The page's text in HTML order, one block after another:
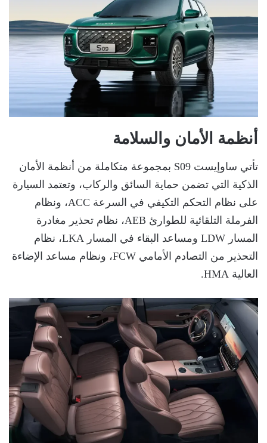
أنظمة الأمان والسلامة
تأتي ساوإيست S09 بمجموعة متكاملة من أنظمة الأمان
الذكية التي تضمن حماية السائق والركاب، وتعتمد السيارة
على نظام التحكم التكيفي في السرعة ACC، ونظام
الفرملة التلقائية للطوارئ AEB، نظام تحذير مغادرة
المسار LDW ومساعد البقاء في المسار LKA، نظام
التحذير من التصادم الأمامي FCW، ونظام مساعد الإضاءة
العالية HMA.